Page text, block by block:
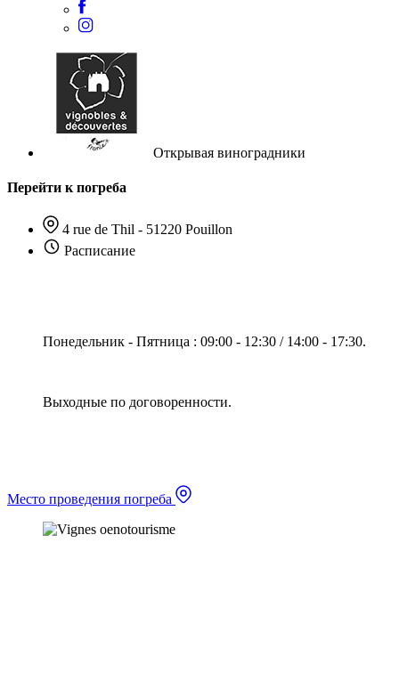
Открывая виноградники
Перейти к погреба
4 rue de Thil - 51220 Pouillon
Расписание
Понедельник - Пятница : 09:00 - 12:30 / 14:00 - 17:30.
Выходные по договоренности.
Место проведения погреба